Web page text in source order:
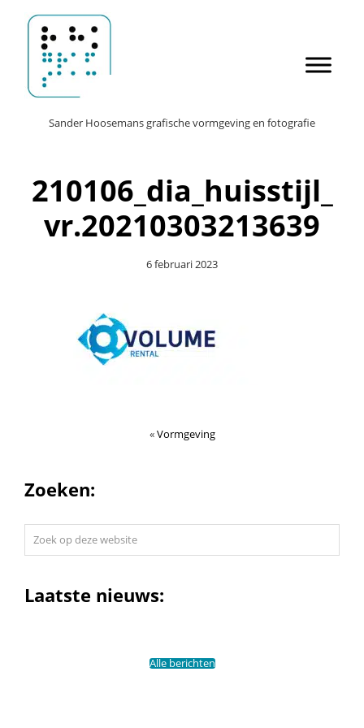
naar
de
hoofd
inhoud
Sander Hoosemans
HeaderSander Hoosemans grafische vormgeving en fotografie
210106_dia_huisstijl_
vr.20210303213639
6 februari 2023
«Vormgeving
Zoeken:
website
Laatste nieuws:
Alle berichten